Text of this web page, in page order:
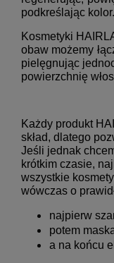
podkreślając kolor.
Kosmetyki
obaw możemy
pielęgnując
powierzchnię
Każdy produkt
skład, dlatego
Jeśli jednak
krótkim czasie,
wszystkie
wówczas o
najpierw
potem
a na końcu